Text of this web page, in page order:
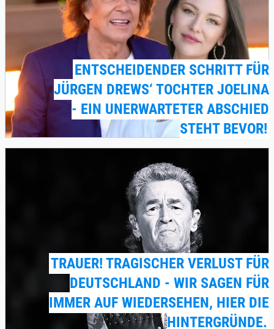
ENTSCHEIDENDER SCHRITT FÜR
JÜRGEN DREWS‘ TOCHTER JOELINA
- EIN UNERWARTETER ABSCHIED
STEHT BEVOR!
TRAUER! TRAGISCHER VERLUST FÜR
DEUTSCHLAND - WIR SAGEN FÜR
IMMER AUF WIEDERSEHEN, HIER DIE
HINTERGRÜNDE.